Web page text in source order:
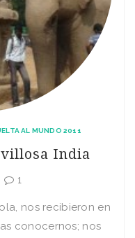
AL MUNDO 2011
India
1
nos recibieron en
conocernos; nos